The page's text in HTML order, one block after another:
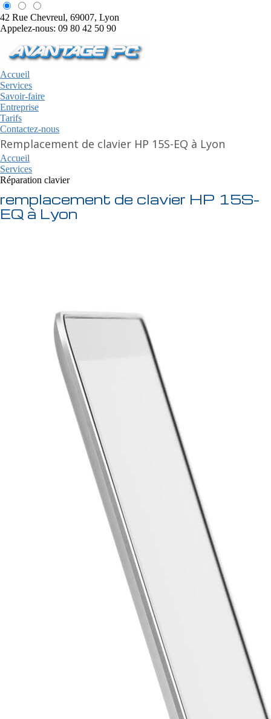
42 Rue Chevreul, 69007, Lyon
Appelez-nous: 09 80 42 50 90
Accueil
Services
Savoir-faire
Entreprise
Tarifs
Contactez-nous
Remplacement de clavier HP 15S-EQ à Lyon
Accueil
Services
Réparation clavier
remplacement de clavier HP 15S-
EQ à Lyon